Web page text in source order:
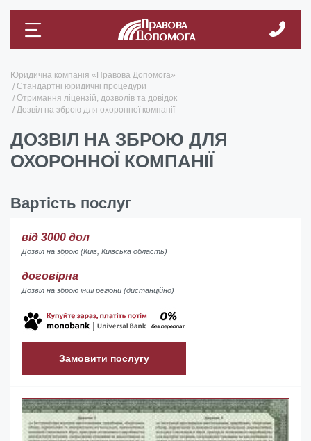
Юридична компанія «Правова Допомога»
Стандартні юридичні процедури
Отримання ліцензій, дозволів та довідок
Дозвіл на зброю для охоронної компанії
ДОЗВІЛ НА ЗБРОЮ ДЛЯ
ОХОРОННОЇ КОМПАНІЇ
Вартість послуг
від 3000 дол
Дозвіл на зброю (Київ, Київська область)
договірна
Дозвіл на зброю інші регіони (дистанційно)
Замовити послугу